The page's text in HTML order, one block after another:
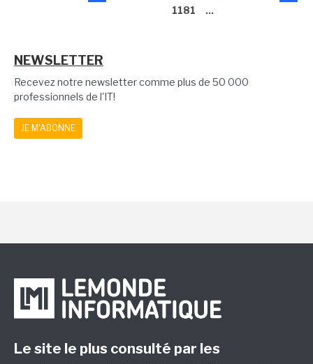
1181
...
NEWSLETTER
Recevez notre newsletter comme plus de 50 000
professionnels de l'IT!
JE M'ABONNE
Le site le plus consulté par les